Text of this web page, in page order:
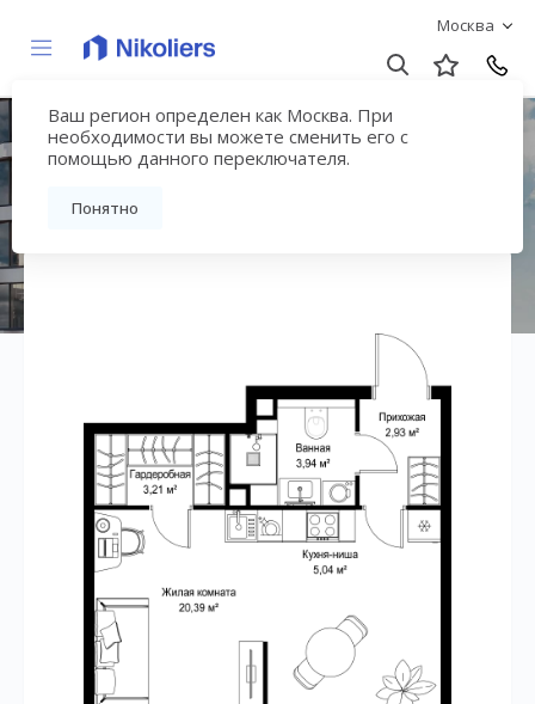
Москва
Ваш регион определен как Москва. При
необходимости вы можете сменить его с
помощью данного переключателя.
Понятно
ЖК «СИТИДЗЕН»
Вернуться на страницу жилого комплекса